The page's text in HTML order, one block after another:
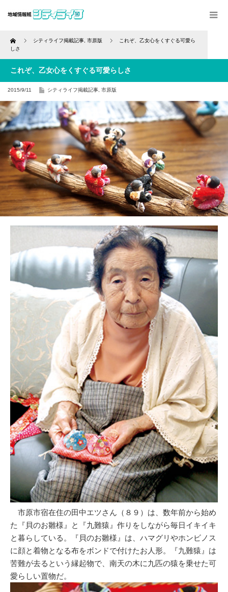
Home シティライフ掲載記事 市原版
これぞ、乙女心をくすぐる可愛ら
しさ
これぞ、乙女心をくすぐる可愛らしさ
2015/9/11 シティライフ掲載記事 市原版
市原市宿在住の田中エツさん（８９）は、数年前から始め
た『貝のお雛様』と『九難猿』作りをしながら毎日イキイキ
と暮らしている。『貝のお雛様』は、ハマグリやホンビノス
に顔と着物となる布をボンドで付けたお人形。『九難猿』は
苦難が去るという縁起物で、南天の木に九匹の猿を乗せた可
愛らしい置物だ。